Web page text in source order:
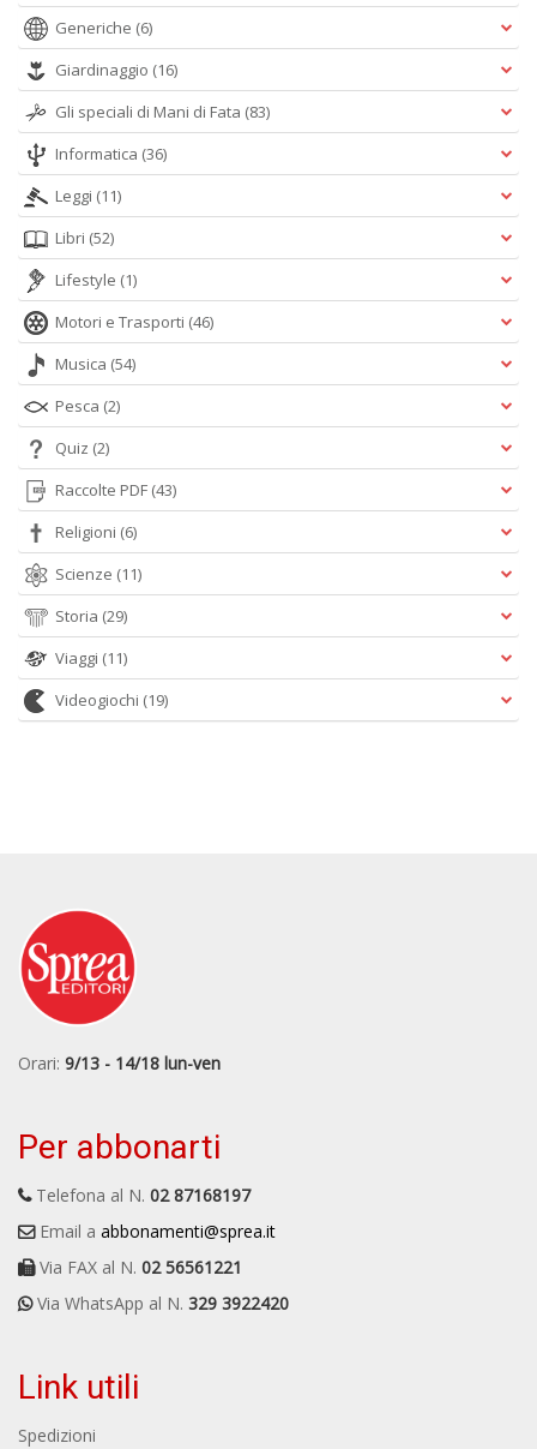
Generiche (6)
Giardinaggio (16)
Gli speciali di Mani di Fata (83)
Informatica (36)
Leggi (11)
Libri (52)
Lifestyle (1)
Motori e Trasporti (46)
Musica (54)
Pesca (2)
Quiz (2)
Raccolte PDF (43)
Religioni (6)
Scienze (11)
Storia (29)
Viaggi (11)
Videogiochi (19)
Orari: 9/13 - 14/18 lun-ven
Per abbonarti
Telefona al N. 02 87168197
Email a abbonamenti@sprea.it
Via FAX al N. 02 56561221
Via WhatsApp al N. 329 3922420
Link utili
Spedizioni